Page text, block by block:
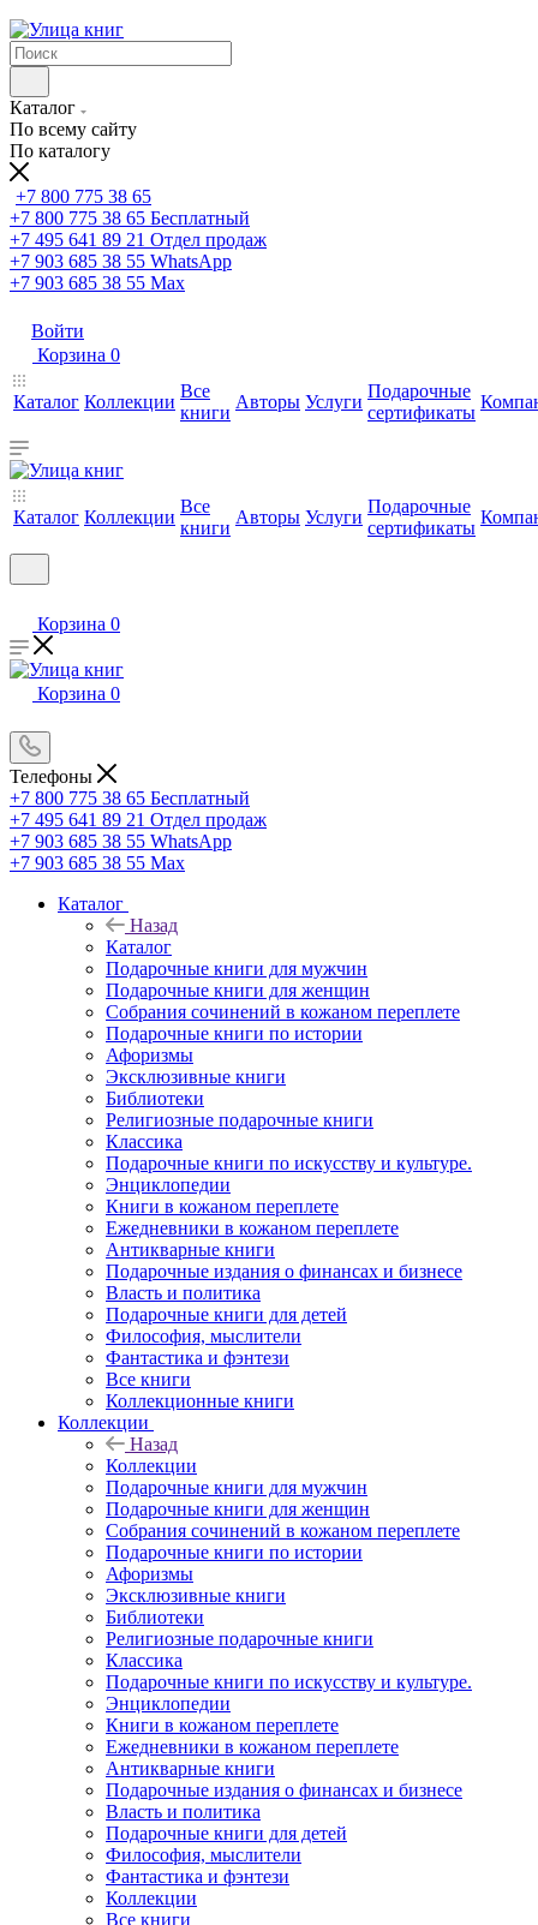
Каталог
По всему сайту
По каталогу
+7 800 775 38 65
+7 800 775 38 65 Бесплатный
+7 495 641 89 21 Отдел продаж
+7 903 685 38 55 WhatsApp
+7 903 685 38 55 Max
Войти
Корзина 0
Каталог Коллекции
Все
книги
Авторы Услуги
Подарочные
сертификаты
Каталог Коллекции
Все
книги
Авторы Услуги
Подарочные
сертификаты
Корзина 0
Корзина 0
Телефоны
+7 800 775 38 65 Бесплатный
+7 495 641 89 21 Отдел продаж
+7 903 685 38 55 WhatsApp
+7 903 685 38 55 Max
Каталог
Назад
Каталог
Подарочные книги для мужчин
Подарочные книги для женщин
Собрания сочинений в кожаном переплете
Подарочные книги по истории
Афоризмы
Эксклюзивные книги
Библиотеки
Религиозные подарочные книги
Классика
Подарочные книги по искусству и культуре.
Энциклопедии
Книги в кожаном переплете
Ежедневники в кожаном переплете
Антикварные книги
Подарочные издания о финансах и бизнесе
Власть и политика
Подарочные книги для детей
Философия, мыслители
Фантастика и фэнтези
Все книги
Коллекционные книги
Коллекции
Назад
Коллекции
Подарочные книги для мужчин
Подарочные книги для женщин
Собрания сочинений в кожаном переплете
Подарочные книги по истории
Афоризмы
Эксклюзивные книги
Библиотеки
Религиозные подарочные книги
Классика
Подарочные книги по искусству и культуре.
Энциклопедии
Книги в кожаном переплете
Ежедневники в кожаном переплете
Антикварные книги
Подарочные издания о финансах и бизнесе
Власть и политика
Подарочные книги для детей
Философия, мыслители
Фантастика и фэнтези
Коллекции
Все книги